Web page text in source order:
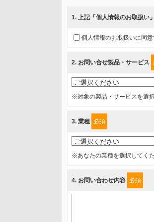
ご入力頂いたお客様の情報は
得たいと存じますので、宜し
富士ソフト株式会社
個人情報保護管理担当役員
〒231-8008 神奈川県横浜市中
1.当社が取り扱う商品・サー
2.当社が開催（主催・共催・
1. 上記「個人情報のお取扱い
個人情報のお取扱いに同意
2. お問い合せ製品・サービス
※対象の製品・サービスを選択
3. 業種 必須
※あなたの業種を選択してくだ
4. お問い合わせ内容 必須